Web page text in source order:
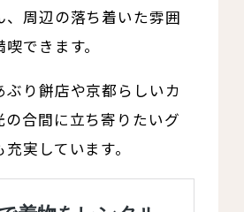
、周辺の落ち着いた雰囲
できます。
ぶり餅店や京都らしいカ
の合間に立ち寄りたいグ
実しています。